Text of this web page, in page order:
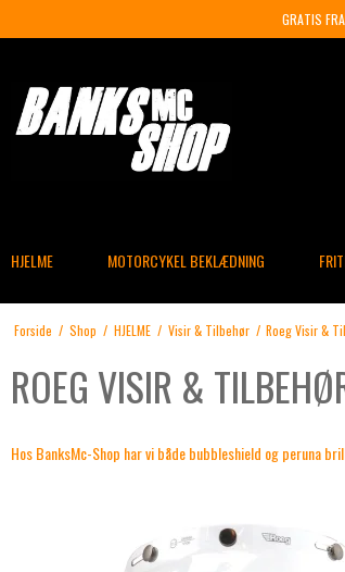
GRATIS
HJELME MOTORCYKEL BEKLÆDNING
Forside / Shop / HJELME / Visir & Tilbehør / Roeg Visir &
ROEG VISIR &
Hos BanksMc-Shop har vi både bubbleshield og peruna